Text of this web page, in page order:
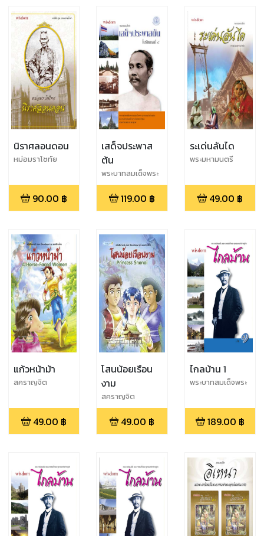
นิราศลอนดอน
หม่อมราโชทัย
90.00 ฿
เสด็จประพาส
ต้น
พระบาทสมเด็จพระ
จุลจอมเกล้าเจ้าอยู่
หัว
119.00 ฿
ระเด่นลันได
พระมหามนตรี
49.00 ฿
แก้วหน้าม้า
สคราญจิต
พัชร์ ปิ่นสุวรรณ
49.00 ฿
โสนน้อยเรือน
งาม
สคราญจิต
ศรัญญามาศ/ณ
พัชร์ ปิ่นสุวรรณ
49.00 ฿
ไกลบ้าน 1
พระบาทสมเด็จพระ
หัว
189.00 ฿